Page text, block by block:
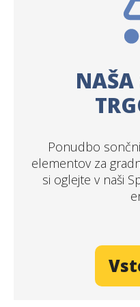
NAŠA
Ponudbo
elementov za
si oglejte v naši